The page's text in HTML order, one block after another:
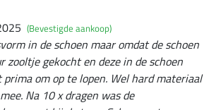
(Bevestigde aankoop)
in de schoen maar omdat de schoen
zooltje gekocht en deze in de schoen
prima om op te lopen. Wel hard materiaal
Na 10 x dragen was de